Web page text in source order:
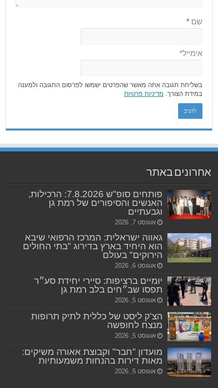
שם*
אימייל*
בשליחת תגובה אתה מאשר שהפרטים ישמשו לפרסום התגובה ולמענה
במידת הצורך. מדיניות פרטיות
אחרונים באתר
פותחים סופ"ש 7.8.2026: הרכילות,
האנשים והסיפורים של רמת גן
וגבעתיים
אוגוסט 7, 2026
גאווה ישראלית: המרכז הרפואי שיבא
הוא היחיד בארץ בדירוג "בתי החולים
הירוקים" בעולם
אוגוסט 6, 2026
יומיים ברציפות: סיירי יחידת סע״ר
תפסו שב״חים בלב רמת גן
אוגוסט 5, 2026
הצ'ק ליסט של כללית לתיק תרופות
מנצח לחופשה
אוגוסט 5, 2026
מועדון "חבר" וקבוצת אאורה משיקים:
מאות דירות בהנחות משמעותיות
אוגוסט 5, 2026